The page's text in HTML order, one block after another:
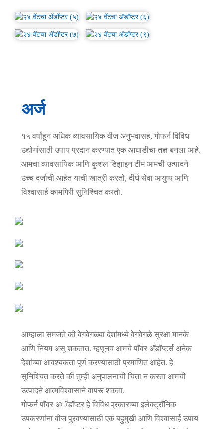
अर्ज
१५ वर्षांहून अधिक व्यावसायिक वीज अनुभवासह, गोफर्न विविध
उद्योगांसाठी उपाय प्रदान करण्यात एक आघाडीचा तज्ञ बनला आहे.
आमचा व्यावसायिक आणि कुशल डिझाइन टीम आमची उत्पादने
उच्च दर्जाची आहेत याची खात्री करतो, दीर्घ सेवा आयुष्य आणि
विश्वासार्ह कामगिरी सुनिश्चित करतो.
आम्हाला समजते की वेगवेगळ्या देशांमध्ये वेगवेगळे सुरक्षा मानके
आणि नियम असू शकतात. म्हणूनच आमचे पॉवर अ‍ॅडॉप्टर्स अनेक
देशांच्या आवश्यकता पूर्ण करण्यासाठी प्रमाणित आहेत. हे
सुनिश्चित करते की तुम्ही अनुपालनाची चिंता न करता आमची
उत्पादने आत्मविश्वासाने वापरू शकता.
गोफर्न पॉवर अॅडॉप्टर हे विविध प्रकारच्या इलेक्ट्रॉनिक
उपकरणांना वीज पुरवण्यासाठी एक बहुमुखी आणि विश्वासार्ह उपाय